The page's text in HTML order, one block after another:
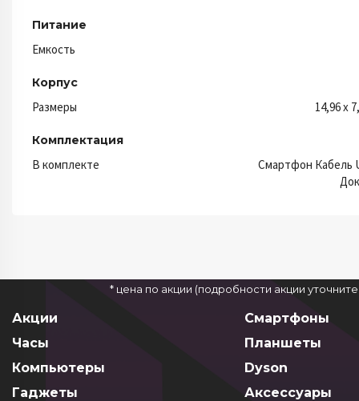
Питание
Емкость
Корпус
Размеры 14,96 x
Комплектация
В комплекте
Смартфон Кабель
* цена по акции (подробности акции
Акции
Смартфоны
Часы
Планшеты
Компьютеры
Dyson
Гаджеты
Аксессуары